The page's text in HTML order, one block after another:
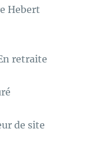
Hebert
retraite
de site